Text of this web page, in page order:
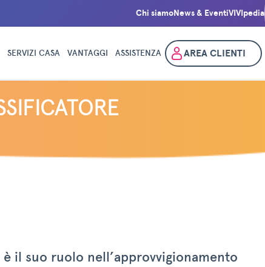
Chi siamoNews & EventiVIVIpedia
SERVIZI CASA VANTAGGI ASSISTENZA AREA CLIENTI
il suo ruolo nell’approvvigionamento